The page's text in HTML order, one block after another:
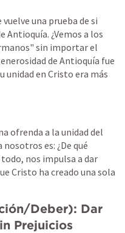
una prueba de si
Antioquía. ¿Vemos a los
sin importar el
de Antioquía fue
unidad en Cristo era más
ofrenda a la unidad del
nosotros es: ¿De qué
nos impulsa a dar
Cristo ha creado una sola
Deber): Dar
Prejuicios